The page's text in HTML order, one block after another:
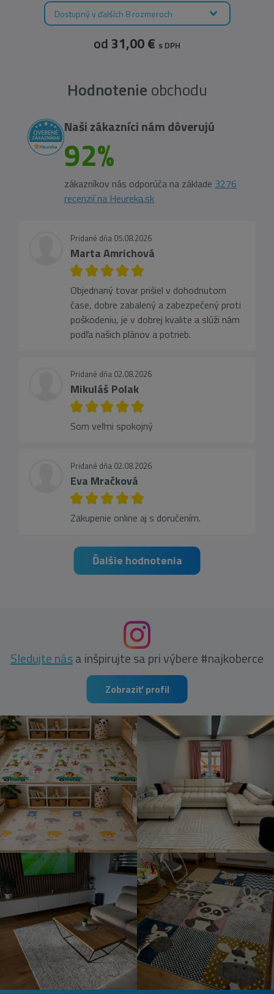
Dostupný v ďalších 8 rozmeroch
od 31,00 € s DPH
Hodnotenie obchodu
Naši zákazníci nám dôverujú
92%
zákazníkov nás odporúča na základe 3276
recenzií na Heureka.sk
Pridané dňa 05.08.2026
Marta Amrichová
Objednaný tovar prišiel v dohodnutom
čase, dobre zabalený a zabezpečený proti
poškodeniu, je v dobrej kvalite a slúži nám
podľa našich plánov a potrieb.
Pridané dňa 02.08.2026
Mikuláš Polak
Som veľmi spokojný
Pridané dňa 02.08.2026
Eva Mračková
Zakupenie online aj s doručením.
Ďalšie hodnotenia
Sledujte nása inšpirujte sa pri výbere #najkoberce
Zobraziť profil